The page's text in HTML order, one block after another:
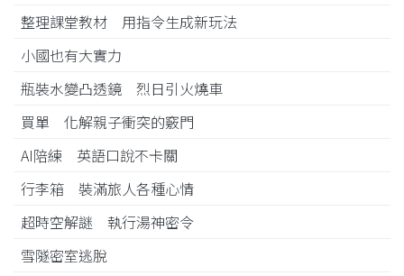
整理課堂教材 用指令生成新玩法
小國也有大實力
瓶裝水變凸透鏡 烈日引火燒車
買單 化解親子衝突的竅門
AI陪練 英語口說不卡關
行李箱 裝滿旅人各種心情
超時空解謎 執行湯神密令
雪隧密室逃脫